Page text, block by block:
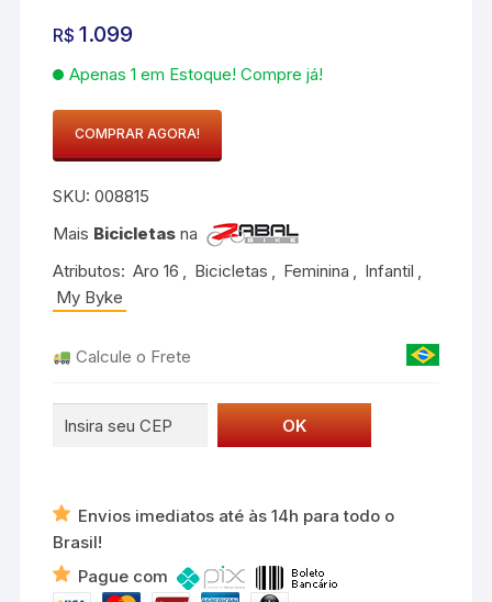
R$ 1.099
Apenas 1 em Estoque! Compre já!
Groove
My
20
quantidade
COMPRAR AGORA!
SKU:008815
Mais Bicicletas na
Atributos: Aro 16 , Bicicletas , Feminina , Infantil ,
My Byke
Calcule o Frete
Envios imediatos até às 14h para todo o
Brasil!
Pague com